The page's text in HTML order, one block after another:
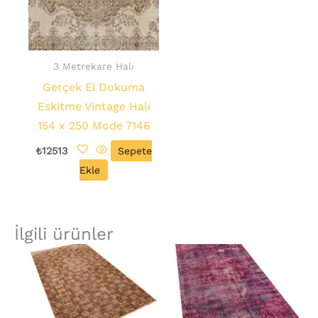
3 Metrekare Halı
Gerçek El Dokuma
Eskitme Vintage Halı
154 x 250 Mode 7146
₺12513
Sepete
Ekle
İlgili ürünler